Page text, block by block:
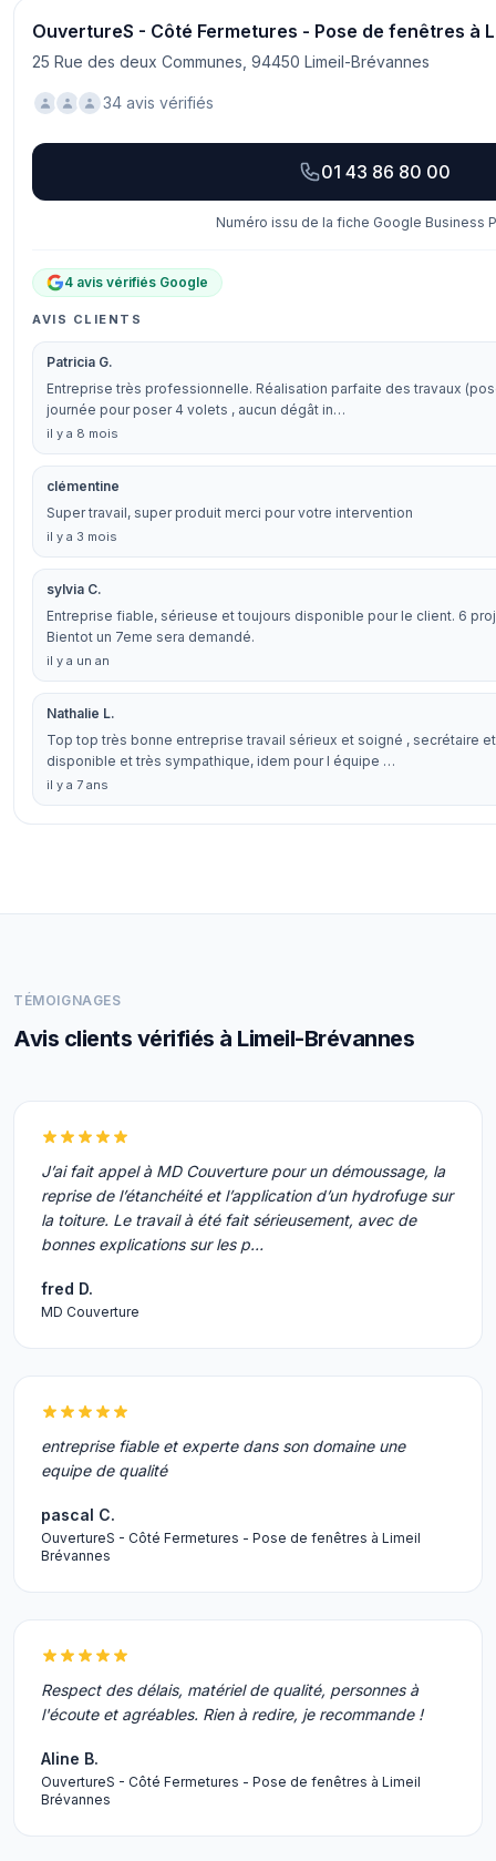
OuvertureS - Côté Fermetures - Pose de fenêtres à
25 Rue des deux Communes, 94450 Limeil-Brévannes
34 avis vérifiés
01 43 86 80 00
Numéro issu de la fiche Google Business
4 avis vérifiés Google
AVIS CLIENTS
Patricia G.
Entreprise très professionnelle. Réalisation parfaite des travaux
journée pour poser 4 volets , aucun dégât in…
il y a 8 mois
clémentine
Super travail, super produit merci pour votre intervention
il y a 3 mois
sylvia C.
Entreprise fiable, sérieuse et toujours disponible pour le client. 6
Bientot un 7eme sera demandé.
il y a un an
Nathalie L.
Top top très bonne entreprise travail sérieux et soigné , secrétaire
disponible et très sympathique, idem pour l équipe …
il y a 7 ans
TÉMOIGNAGES
Avis clients vérifiés à Limeil-Brévannes
J’ai fait appel à MD Couverture pour un démoussage, la
reprise de l’étanchéité et l’application d’un hydrofuge sur
la toiture. Le travail à été fait sérieusement, avec de
bonnes explications sur les p…
fred D.
MD Couverture
entreprise fiable et experte dans son domaine une
equipe de qualité
pascal C.
OuvertureS - Côté Fermetures - Pose de fenêtres à Limeil
Brévannes
Respect des délais, matériel de qualité, personnes à
l'écoute et agréables. Rien à redire, je recommande !
Aline B.
OuvertureS - Côté Fermetures - Pose de fenêtres à Limeil
Brévannes